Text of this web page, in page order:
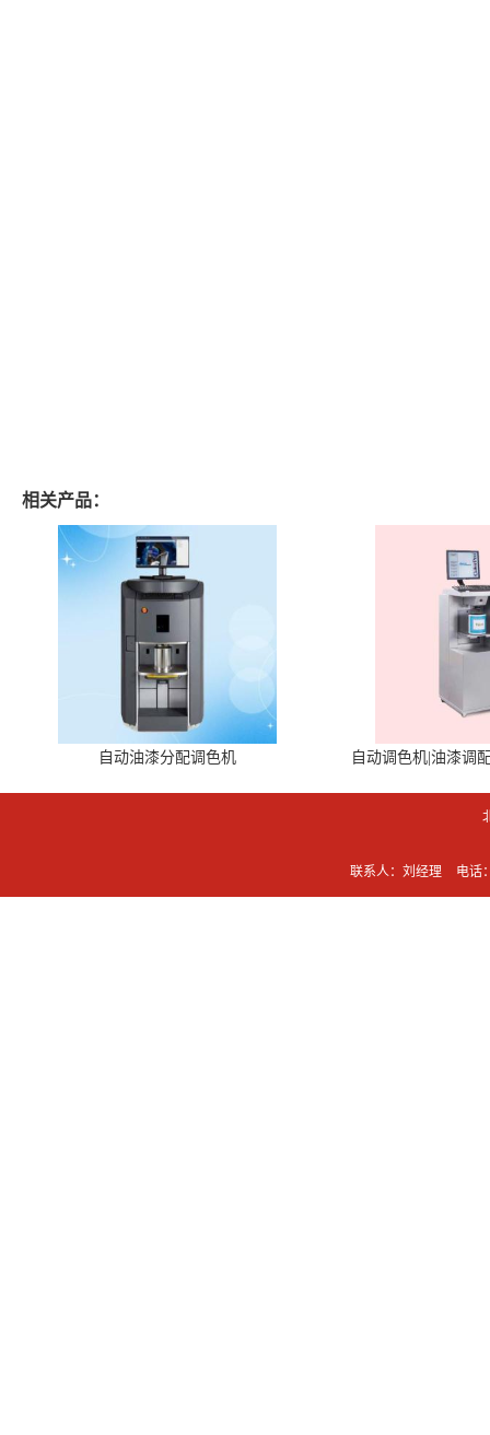
相关产品：
自动油漆分配调色机 自动调色机|油漆调
联系人：刘经理 电话